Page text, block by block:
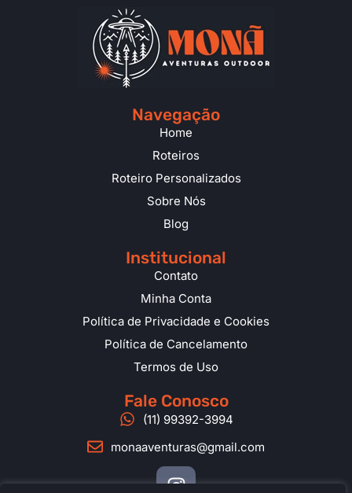
Navegação
Home
Roteiros
Roteiro Personalizados
Sobre Nós
Blog
Institucional
Contato
Minha Conta
Política de Privacidade e Cookies
Política de Cancelamento
Termos de Uso
Fale Conosco
(11) 99392-3994
monaaventuras@gmail.com